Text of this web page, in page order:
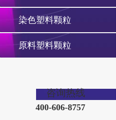
染色塑料颗粒
原料塑料颗粒
咨询热线
400-606-8757